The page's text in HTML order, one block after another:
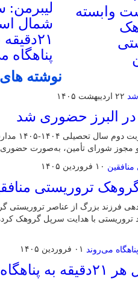
وابسته
لیبرمن:
شمال
پناهگاه
نوشته
۲۲ اردیبهشت ۱۴۰۵
در البرز حضوری شد
مدیرکل آموزش و
و مجوز شورای تأمین، به‌صورت
۱۰ فروردین ۱۴۰۵
فرزند بزرگ از عناصر تروریستی
تروریستی با هدایت سرپل گروهک کرده
۰۱ فروردین ۱۴۰۵